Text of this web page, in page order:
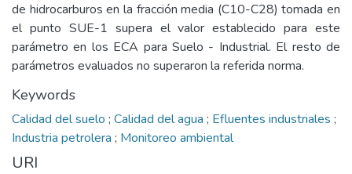
de hidrocarburos en la fracción media (C10-C28) tomada en
el punto SUE-1 supera el valor establecido para este
parámetro en los ECA para Suelo - Industrial. El resto de
parámetros evaluados no superaron la referida norma.
Keywords
Calidad del suelo ; Calidad del agua ; Efluentes industriales ;
Industria petrolera ; Monitoreo ambiental
URI